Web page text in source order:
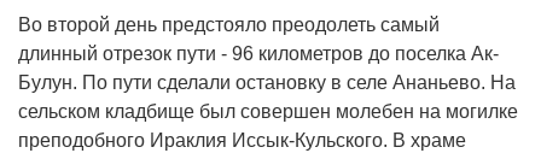
Во второй день предстояло преодолеть самый
длинный отрезок пути - 96 километров до поселка Ак-
Булун. По пути сделали остановку в селе Ананьево. На
сельском кладбище был совершен молебен на могилке
преподобного Ираклия Иссык-Кульского. В храме